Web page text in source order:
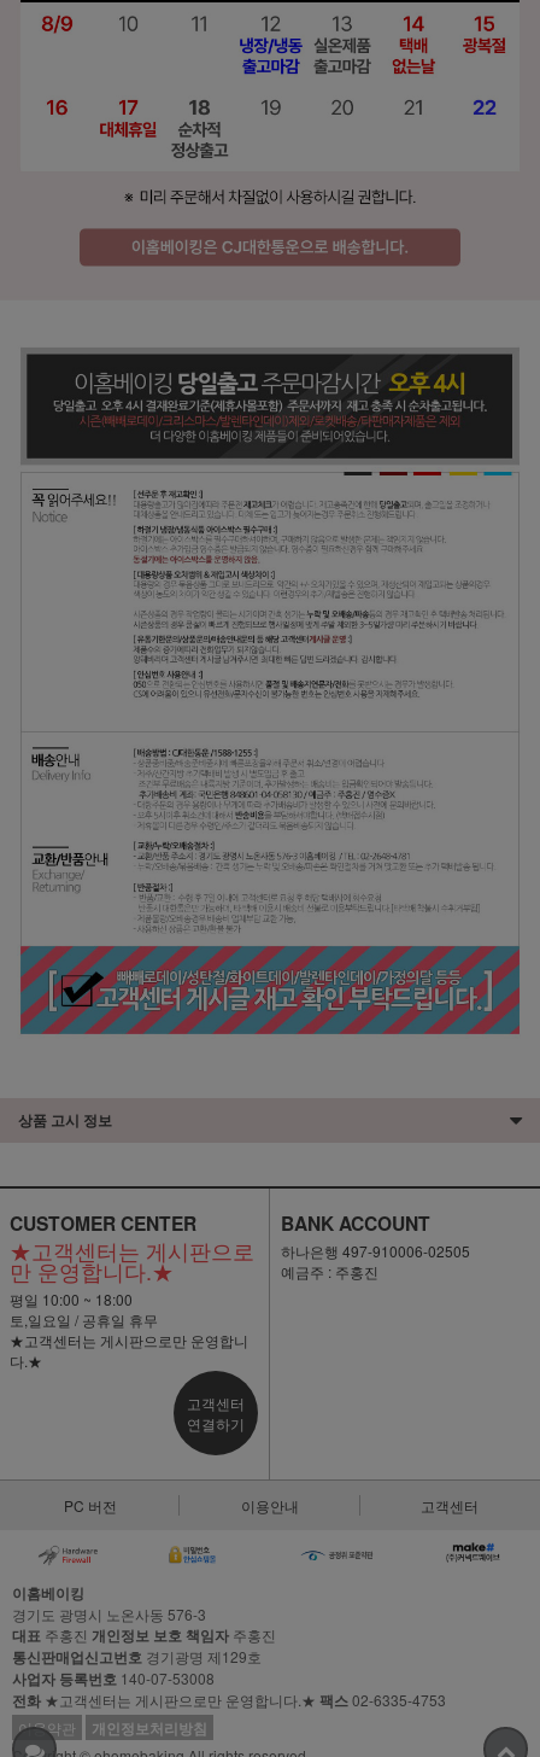
상품 고시 정보
CUSTOMER CENTER
★고객센터는 게시판으로
만 운영합니다.★
평일 10:00 ~ 18:00
토,일요일 / 공휴일 휴무
★고객센터는 게시판으로만 운영합니
다.★
고객센터
연결하기
BANK ACCOUNT
하나은행 497-910006-02505
예금주 : 주홍진
PC 버전 이용안내 고객센터
이홈베이킹
경기도 광명시 노온사동 576-3
대표 주홍진 개인정보 보호 책임자 주홍진
통신판매업신고번호 경기광명 제129호
사업자 등록번호 140-07-53008
전화 ★고객센터는 게시판으로만 운영합니다.★ 팩스02-6335-4753
이용약관
개인정보처리방침